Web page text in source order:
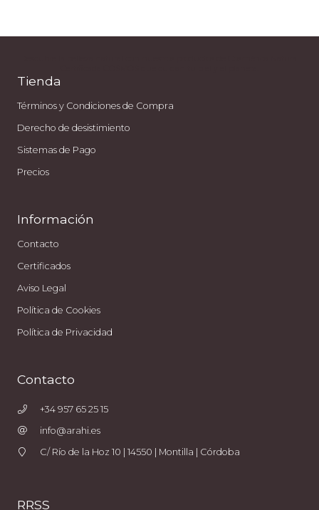
Tienda
Términos y Condiciones de Compra
Derecho de desistimiento
Sistemas de Pago
Precios
Información
Contacto
Certificados
Aviso Legal
Política de Cookies
Política de Privacidad
Contacto
+34 957 65 25 15
info@arahi.es
C/ Río de la Hoz 10 | 14550 | Montilla | Córdoba
RRSS